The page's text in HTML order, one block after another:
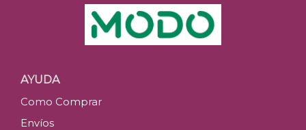
AYUDA
Como Comprar
Envíos